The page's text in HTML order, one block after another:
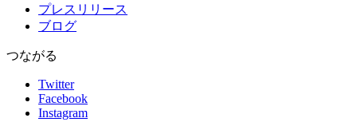
プレスリリース
ブログ
つながる
Twitter
Facebook
Instagram